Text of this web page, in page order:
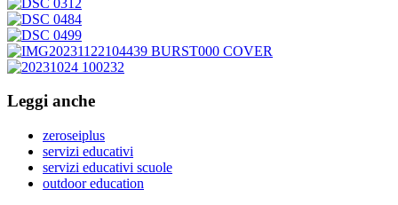
Leggi anche
zeroseiplus
servizi educativi
servizi educativi scuole
outdoor education